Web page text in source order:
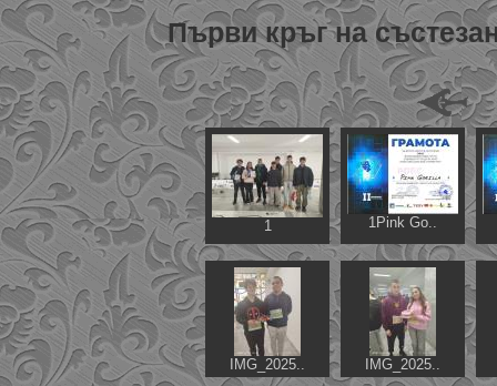
Първи кръг на
1 1Pink Go..
IMG_2025.. IMG_2025..